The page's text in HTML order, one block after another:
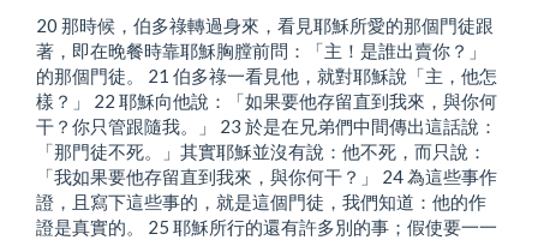
20 那時候，伯多祿轉過身來，看見耶穌所愛的那個門徒跟
著，即在晚餐時靠耶穌胸膛前問：「主！是誰出賣你？」
的那個門徒。 21 伯多祿一看見他，就對耶穌說「主，他怎
樣？」 22 耶穌向他說：「如果要他存留直到我來，與你何
干？你只管跟隨我。」 23 於是在兄弟們中間傳出這話說：
「那門徒不死。」其實耶穌並沒有說：他不死，而只說：
「我如果要他存留直到我來，與你何干？」 24 為這些事作
證，且寫下這些事的，就是這個門徒，我們知道：他的作
證是真實的。 25 耶穌所行的還有許多別的事；假使要一一